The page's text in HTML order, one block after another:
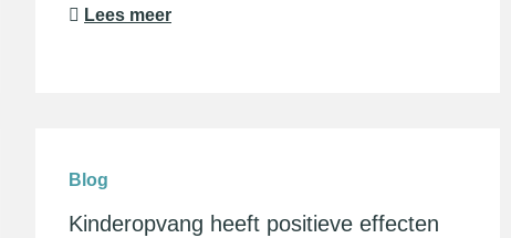
Lees meer
Blog
Kinderopvang heeft positieve effecten